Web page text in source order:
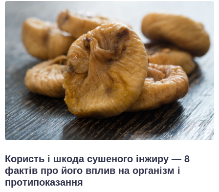
Користь і шкода сушеного інжиру — 8
фактів про його вплив на організм і
протипоказання